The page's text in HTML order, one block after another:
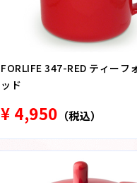
FORLIFE 347-RED ティーフ
ッド
¥ 4,950 （税込）